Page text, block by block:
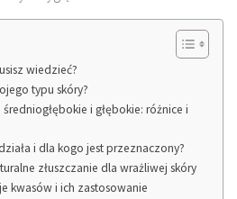
wiedzieć?
typu skóry?
i głębokie: różnice i
i dla kogo jest przeznaczony?
złuszczanie dla wrażliwej skóry
kwasów i ich zastosowanie